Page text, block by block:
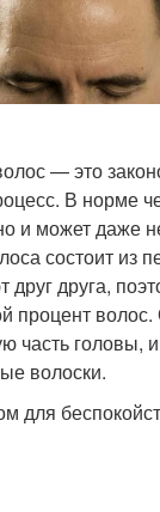
— это
В норме
и может даже
состоит из
друг друга,
процент
часть головы,
волоски.
для